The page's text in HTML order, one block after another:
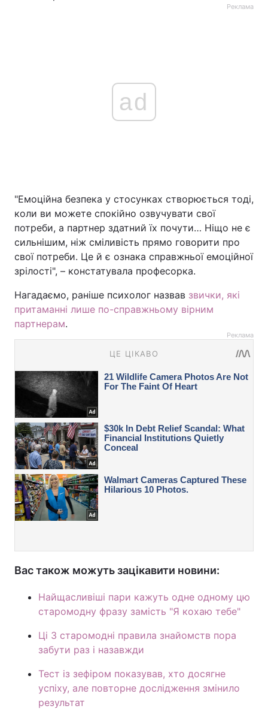
Реклама
ad
"Емоційна безпека у стосунках створюється тоді,
коли ви можете спокійно озвучувати свої
потреби, а партнер здатний їх почути… Ніщо не є
сильнішим, ніж сміливість прямо говорити про
свої потреби. Це й є ознака справжньої емоційної
зрілості", – констатувала професорка.
Нагадаємо, раніше психолог назвав звички, які
притаманні лише по-справжньому вірним
партнерам.
Реклама
Вас також можуть зацікавити новини:
Найщасливіші пари кажуть одне одному цю
старомодну фразу замість "Я кохаю тебе"
Ці 3 старомодні правила знайомств пора
забути раз і назавжди
Тест із зефіром показував, хто досягне
успіху, але повторне дослідження змінило
результат